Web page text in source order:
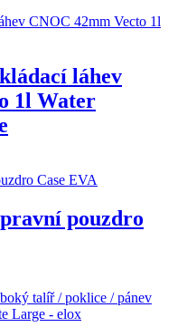
láhev
1l Water
pouzdro